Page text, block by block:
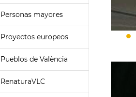
Personas mayores
Proyectos europeos
Pueblos de València
RenaturaVLC